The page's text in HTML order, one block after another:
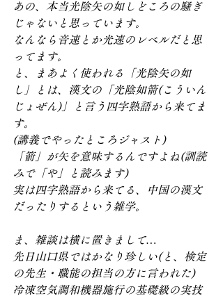
あの、本当光陰矢の如しどころの騒ぎ
じゃないと思っています。
なんなら音速とか光速のレベルだと思
ってます。
と、まあよく使われる「光陰矢の如
し」とは、漢文の「光陰如箭(こういん
じょぜん)」と言う四字熟語から来てま
す。
(講義でやったところジャスト)
「箭」が矢を意味するんですよね(訓読
みで「や」と読みます)
実は四字熟語から来てる、中国の漢文
だったりするという雑学。
ま、雑談は横に置きまして…
先日山口県ではかなり珍しい(と、検定
の先生・職能の担当の方に言われた)
冷凍空気調和機器施行の基礎級の実技